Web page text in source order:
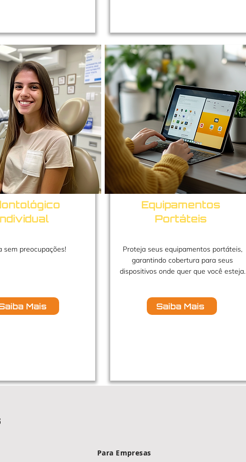
sem preocupações!
Mais
Equipamentos
Portáteis
Proteja seus equipamentos portáteis,
garantindo cobertura para seus
dispositivos onde quer que você esteja.
Saiba Mais
Para Empresas